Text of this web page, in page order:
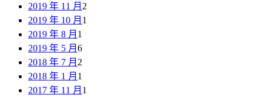
2019 年 11 月 2
2019 年 10 月 1
2019 年 8 月 1
2019 年 5 月 6
2018 年 7 月 2
2018 年 1 月 1
2017 年 11 月 1